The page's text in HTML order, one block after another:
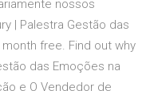
nossos
| Palestra Gestão das
month free. Find out why
das Emoções na
e O Vendedor de